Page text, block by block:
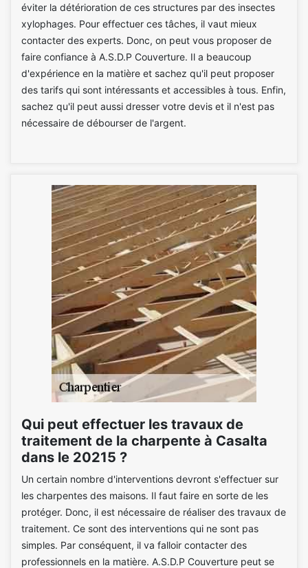
éviter la détérioration de ces structures par des insectes
xylophages. Pour effectuer ces tâches, il vaut mieux
contacter des experts. Donc, on peut vous proposer de
faire confiance à A.S.D.P Couverture. Il a beaucoup
d'expérience en la matière et sachez qu'il peut proposer
des tarifs qui sont intéressants et accessibles à tous. Enfin,
sachez qu'il peut aussi dresser votre devis et il n'est pas
nécessaire de débourser de l'argent.
Qui peut effectuer les travaux de
traitement de la charpente à Casalta
dans le 20215 ?
Un certain nombre d'interventions devront s'effectuer sur
les charpentes des maisons. Il faut faire en sorte de les
protéger. Donc, il est nécessaire de réaliser des travaux de
traitement. Ce sont des interventions qui ne sont pas
simples. Par conséquent, il va falloir contacter des
professionnels en la matière. A.S.D.P Couverture peut se